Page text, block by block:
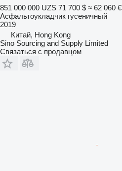
851 000 000 UZS 71 700 $ ≈ 62 060 €
Асфальтоукладчик гусеничный
2019
Китай, Hong Kong
Sino Sourcing and Supply Limited
Связаться с продавцом